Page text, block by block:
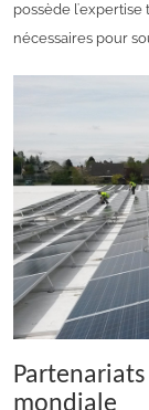
possède l'expertise
nécessaires pour
mondiale